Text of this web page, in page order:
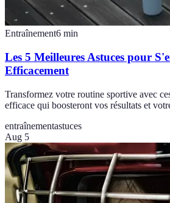
Entraînement6 min
Les 5 Meilleures Astuces pour
Efficacement
Transformez votre routine sportive avec
efficace qui boosteront vos résultats et
entraînementastuces
Aug 5